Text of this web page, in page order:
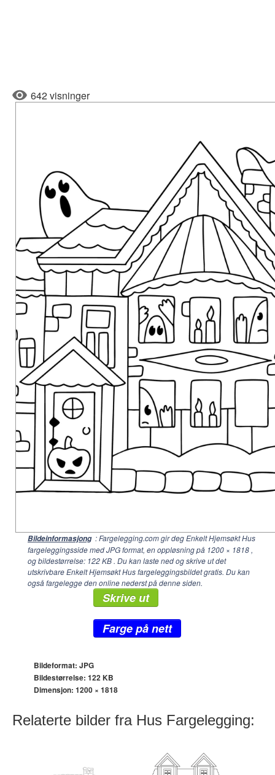
642 visninger
Bildeinformasjong : Fargelegging.com gir deg Enkelt Hjemsøkt Hus
fargeleggingsside med JPG format, en oppløsning på 1200 × 1818 ,
og bildestørrelse: 122 KB . Du kan laste ned og skrive ut det
utskrivbare Enkelt Hjemsøkt Hus fargeleggingsbildet gratis. Du kan
også fargelegge den online nederst på denne siden.
Skrive ut
Farge på nett
Bildeformat: JPG
Bildestørrelse: 122 KB
Dimensjon: 1200 × 1818
Relaterte bilder fra Hus Fargelegging: